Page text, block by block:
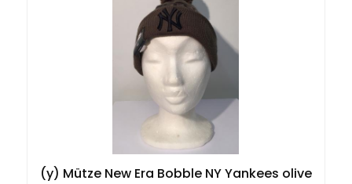
(y) Mütze New Era Bobble NY Yankees olive